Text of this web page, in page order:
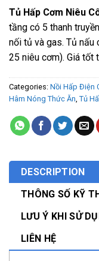
Tủ Hấp Cơm Niêu
tầng có 5 thanh
nối tủ và gas. Tủ nấu
25 niêu cơm). Giá tốt
Categories: Nồi Hấp Điện
Hâm Nóng Thức Ăn, Tủ
DESCRIPTION
THÔNG SỐ KỸ
LƯU Ý KHI SỬ
LIÊN HỆ